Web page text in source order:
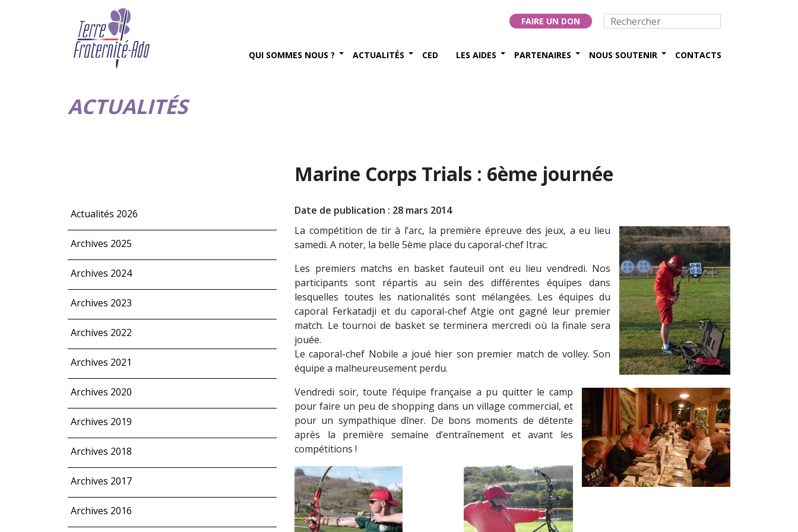
FAIRE UN DON
QUI SOMMES NOUS ? ACTUALITÉS CED LES AIDES PARTENAIRES NOUS SOUTENIR CONTACTS
ACTUALITÉS
Actualités 2026
Archives 2025
Archives 2024
Archives 2023
Archives 2022
Archives 2021
Archives 2020
Archives 2019
Archives 2018
Archives 2017
Archives 2016
Marine Corps Trials : 6ème journée
Date de publication : 28 mars 2014
La compétition de tir à l’arc, la première épreuve des jeux, a eu lieu
samedi. A noter, la belle 5ème place du caporal-chef Itrac.
Les premiers matchs en basket fauteuil ont eu lieu vendredi. Nos
participants sont répartis au sein des différentes équipes dans
lesquelles toutes les nationalités sont mélangées. Les équipes du
caporal Ferkatadji et du caporal-chef Atgie ont gagné leur premier
match. Le tournoi de basket se terminera mercredi où la finale sera
jouée.
Le caporal-chef Nobile a joué hier son premier match de volley. Son
équipe a malheureusement perdu.
Vendredi soir, toute l’équipe française a pu quitter le camp
pour faire un peu de shopping dans un village commercial, et
pour un sympathique dîner. De bons moments de détente
après la première semaine d’entraînement et avant les
compétitions !